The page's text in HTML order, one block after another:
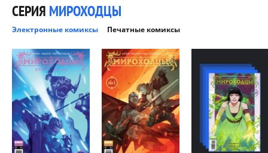
СЕРИЯ МИРОХОДЦЫ
Электронные комиксы Печатные комиксы